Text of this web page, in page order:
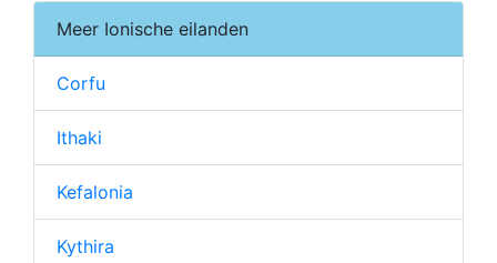
Meer Ionische eilanden
Corfu
Ithaki
Kefalonia
Kythira